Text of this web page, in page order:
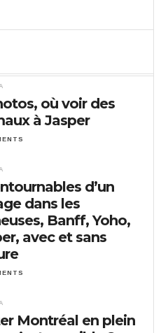
où voir des
à Jasper
d’un
dans les
Banff, Yoho,
avec et sans
Montréal en plein